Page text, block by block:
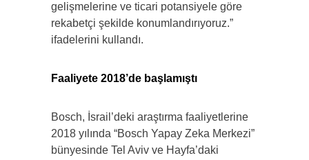
gelişmelerine ve ticari potansiyele göre
rekabetçi şekilde konumlandırıyoruz.”
ifadelerini kullandı.
Faaliyete 2018’de başlamıştı
Bosch, İsrail’deki araştırma faaliyetlerine
2018 yılında “Bosch Yapay Zeka Merkezi”
bünyesinde Tel Aviv ve Hayfa’daki